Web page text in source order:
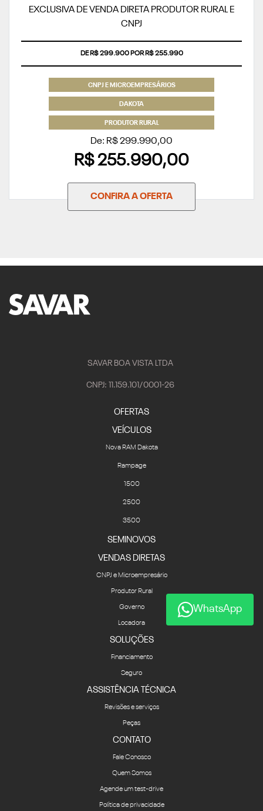
DE R$ 299.900 POR R$ 255.990
CNPJ E MICROEMPRESÁRIOS
DAKOTA
PRODUTOR RURAL
De: R$ 299.990,00
R$ 255.990,00
CONFIRA A OFERTA
SAVAR BOA VISTA LTDA
CNPJ: 11.159.101/0001-26
OFERTAS
VEÍCULOS
Nova RAM Dakota
Rampage
1500
2500
3500
SEMINOVOS
VENDAS DIRETAS
CNPJ e Microempresário
Produtor Rural
Governo
Locadora
SOLUÇÕES
Financiamento
Seguro
ASSISTÊNCIA TÉCNICA
Revisões e serviços
Peças
CONTATO
Fale Conosco
Quem Somos
Agende um test-drive
Política de privacidade
WhatsApp